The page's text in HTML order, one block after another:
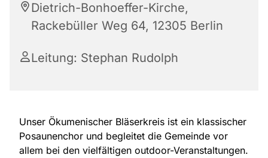
Dietrich-Bonhoeffer-Kirche,
Rackebüller Weg 64, 12305 Berlin
Leitung: Stephan Rudolph
Unser Ökumenischer Bläserkreis ist ein klassischer
Posaunenchor und begleitet die Gemeinde vor
allem bei den vielfältigen outdoor-Veranstaltungen.